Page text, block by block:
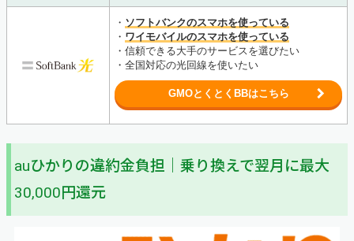
・ ソフトバンクのスマホを使っている
・ ワイモバイルのスマホを使っている
・信頼できる大手のサービスを選びたい
・全国対応の光回線を使いたい
GMOとくとくBBはこちら
auひかりの違約金負担｜乗り換えで翌月に最大
30,000円還元